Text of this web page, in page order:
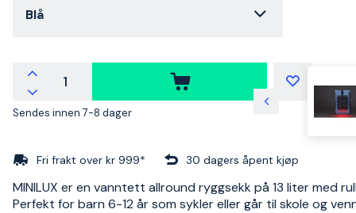
Blå
Sendes innen 7-8 dager
Fri frakt over kr 999* 30 dagers åpent kjøp
MINILUX er en vanntett allround ryggsekk på 13 liter med
Perfekt for barn 6-12 år som sykler eller går til skole og